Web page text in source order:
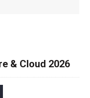
& Cloud 2026